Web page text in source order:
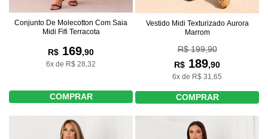
Conjunto De Molecotton Com Saia
Midi Fifi Terracota
R$ 169,90
6x de R$ 28,32
COMPRAR
Vestido Midi Texturizado Aurora
Marrom
R$ 199,90
R$ 189,90
6x de R$ 31,65
COMPRAR